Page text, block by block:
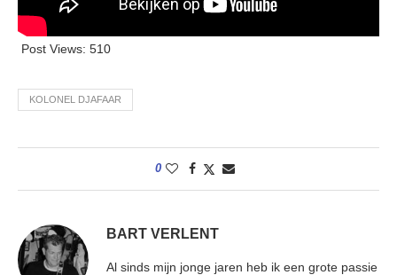
Post Views: 510
KOLONEL DJAFAAR
0
BART VERLENT
Al sinds mijn jonge jaren heb ik een grote passie